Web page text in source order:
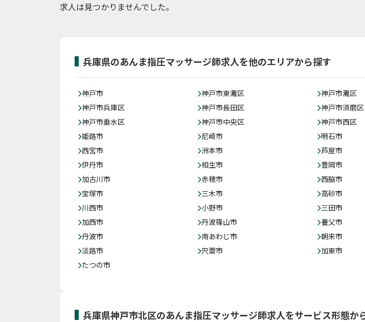
求人は見つかりませんでした。
兵庫県のあんま指圧マッサージ師求人を他のエリアから探す
神戸市 神戸市東灘区
神戸市灘区
神戸市兵庫区
神戸市長田区
神戸市須磨区
神戸市垂水区
神戸市中央区
神戸市西区
姫路市
尼崎市
明石市
西宮市
洲本市
芦屋市
伊丹市
相生市
豊岡市
加古川市
赤穂市
西脇市
宝塚市
三木市
高砂市
川西市
小野市
三田市
加西市
丹波篠山市
養父市
丹波市
南あわじ市
朝来市
淡路市
宍粟市
加東市
たつの市
兵庫県神戸市北区のあんま指圧マッサージ師求人をサービス形態か